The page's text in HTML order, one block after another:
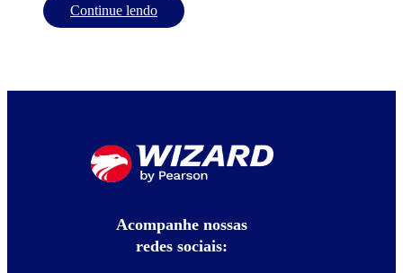
Continue lendo
Acompanhe nossas
redes sociais: